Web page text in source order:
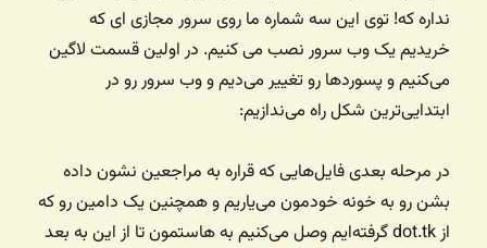
نداره که! توی این سه شماره ما روی سرور مجازی ای که
خریدیم یک وب سرور نصب می کنیم. در اولین قسمت لاگین
می‌کنیم و پسوردها رو تغییر می‌دیم و وب سرور رو در
ابتدایی‌ترین شکل راه‌ می‌ندازیم:
در مرحله بعدی فایل‌هایی که قراره به مراجعین نشون داده
بشن رو به خونه خودمون می‌یاریم و همچنین یک دامین رو که
از dot.tk گرفته‌ایم وصل می‌کنیم به هاستمون تا از این به بعد